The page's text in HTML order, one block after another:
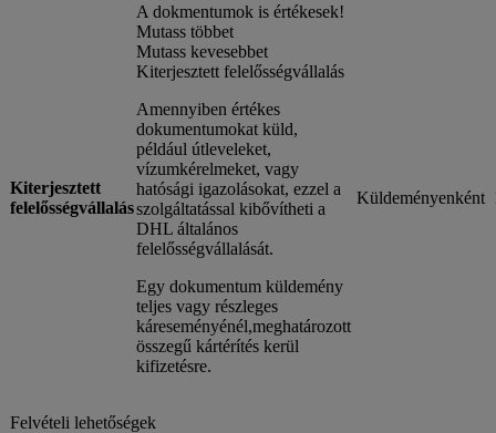
Kiterjesztett
felelősségvállalás
A dokmentumok is értékesek!
Mutass többet
Mutass kevesebbet
Kiterjesztett felelősségvállalás
Amennyiben értékes
dokumentumokat küld,
például útleveleket,
vízumkérelmeket, vagy
hatósági igazolásokat, ezzel a
szolgáltatással kibővítheti a
DHL általános
felelősségvállalását.
Egy dokumentum küldemény
teljes vagy részleges
káreseményénél,meghatározott
összegű kártérítés kerül
kifizetésre.
Küldeményenként
Felvételi lehetőségek